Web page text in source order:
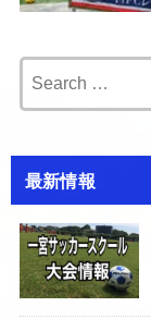
最新情報